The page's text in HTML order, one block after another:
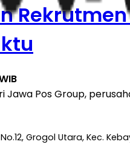
Jawa Pos Group,
Grogol Utara, Kec.